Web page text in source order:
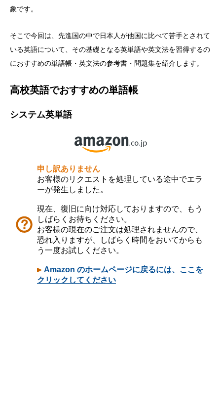
象です。
そこで今回は、先進国の中で日本人が他国に比べて苦手とされて
いる英語について、その基礎となる英単語や英文法を習得するの
におすすめの単語帳・英文法の参考書・問題集を紹介します。
高校英語でおすすめの単語帳
システム英単語